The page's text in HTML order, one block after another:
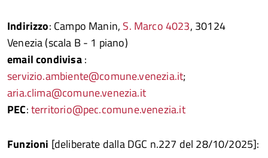
Indirizzo: Campo Manin, S. Marco 4023, 30124
Venezia (scala B - 1 piano)
email condivisa:
servizio.ambiente@comune.venezia.it;
aria.clima@comune.venezia.it
PEC:territorio@pec.comune.venezia.it
Funzioni [deliberate dalla DGC n.227 del 28/10/2025]: